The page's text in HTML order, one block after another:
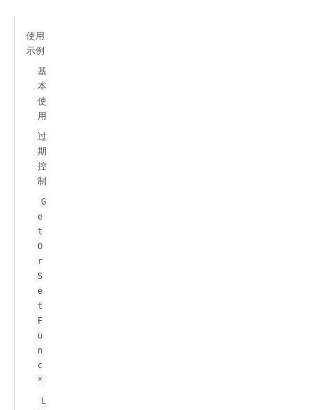
使用
示例
基
本
使
用
过
期
控
制
G
e
t
O
r
S
e
t
F
u
n
c
*
L